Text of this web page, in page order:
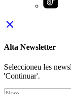
close
Alta Newsletter
Seleccioneu les
'Continuar'.